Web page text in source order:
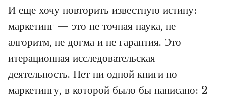
И еще хочу повторить известную истину:
маркетинг — это не точная наука, не
алгоритм, не догма и не гарантия. Это
итерационная исследовательская
деятельность. Нет ни одной книги по
маркетингу, в которой было бы написано: 2